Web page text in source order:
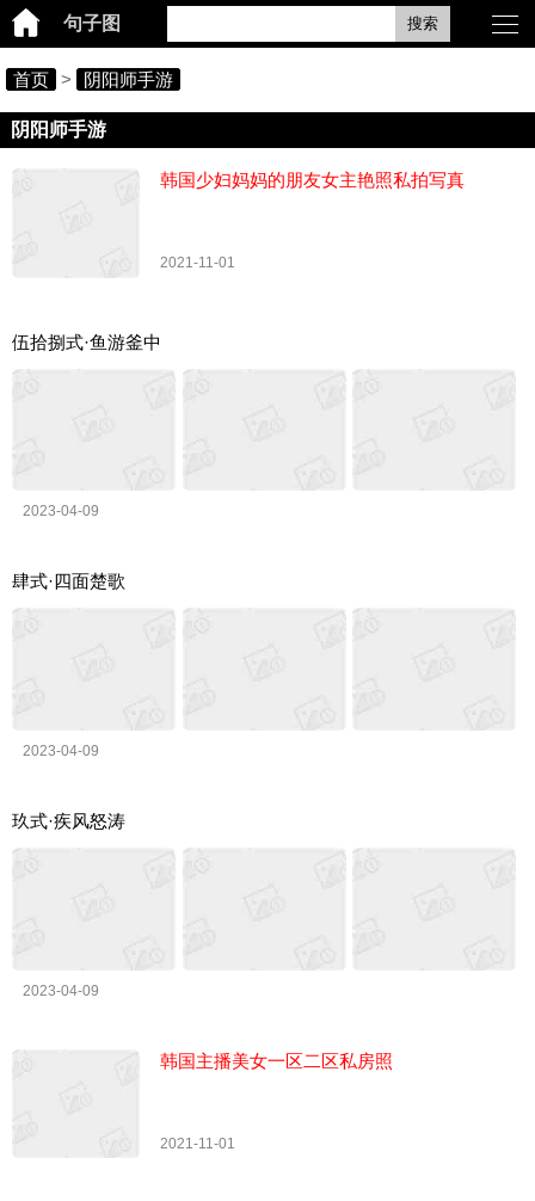
句子图 搜索
首页 > 阴阳师手游
阴阳师手游
韩国少妇妈妈的朋友女主艳照私拍写真
2021-11-01
伍拾捌式·鱼游釜中
2023-04-09
肆式·四面楚歌
2023-04-09
玖式·疾风怒涛
2023-04-09
韩国主播美女一区二区私房照
2021-11-01